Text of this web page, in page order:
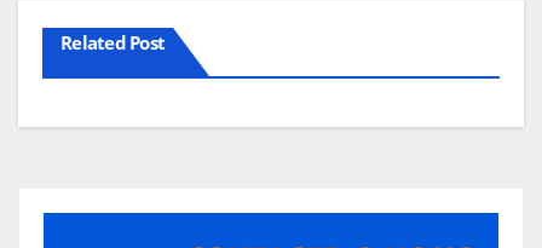
Related Post